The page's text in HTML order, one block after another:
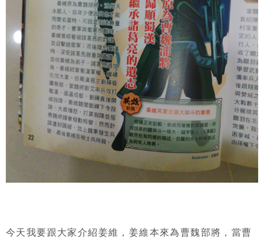
今天我要跟大家介紹姜維，姜維本來為曹魏部將，當曹